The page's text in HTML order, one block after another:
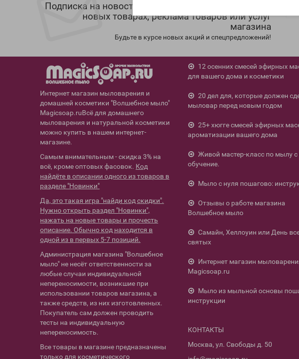
Подписка на новости магазина, информирование о
новых товарах, реклама товаров или услуг
магазина
Будьте в курсе новых акций и спецпредложений!
Интернет магазин мыловарения и
домашней косметики "Волшебное мыло"
Magicsoap.ruВсё для домашнего
мыловарения и натуральной косметики
можно купить в нашем интернет-
магазине.
Самым внимательным - скидка 3% на
всё, кроме оптовых фасовок. Код
найдёте в описании одного из товаров в
разделе "Новинки"
Да, это такая игра "найди код скидки".
Нужно открыть раздел "Новинки",
нажать на новые товары и прочесть
описание. Обычно код находится в
одной из в первых 5-7 позиций.
Администрация магазина "Волшебное
мыло" не несёт ответственности за
любые случаи индивидуальной
непереносимости, возникшие при
использовании товаров магазина, а
также средств, из них изготовленных.
Покупатель сам должен проводить
тесты на индивидуальную
непереносимость.
Все товары в магазине предназначены
только для косметического
12 осенних смесей эфирных
для вашего дома и косметики
20 дел для, которые должен
мыловар перед новым годом
25+ хюгге смесей эфирных
ароматизации вашего дома
Живой мастер-класс по мылу с
обучение.
Мыло с нуля пошагово:
Отзывы о работе магазина
Волшебное мыло
Самайн, Хеллоуин или День
святых
Интернет магазин
Magicsoap.ru
Мыло из мыльной основы
инструкции
КОНТАКТЫ
Москва, ул. Свободы д. 50